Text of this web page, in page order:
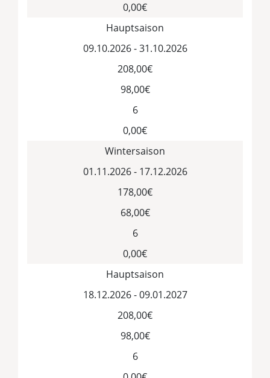
0,00€
Hauptsaison
09.10.2026 - 31.10.2026
208,00€
98,00€
6
0,00€
Wintersaison
01.11.2026 - 17.12.2026
178,00€
68,00€
6
0,00€
Hauptsaison
18.12.2026 - 09.01.2027
208,00€
98,00€
6